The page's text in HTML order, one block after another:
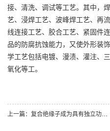
接、清洗、调试等工艺。其中，
艺、浸焊工艺、波峰焊工艺、再
线连接工艺、胶合工艺、紧固件
品的防腐抗蚀能力，又使外形装
学工艺包括电镀、漫渍、灌注、
氧化等工。
上一篇：复合绝缘子成为具有独立功能的电气模块甚至完整的电子产品